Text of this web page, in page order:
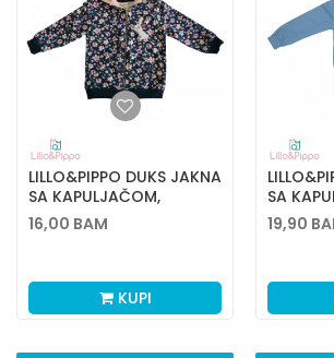
LILLO&PIPPO DUKS JAKNA
SA KAPULJAČOM,
DJEVOJČICE
16,00 BAM
KUPI
SA
19,90